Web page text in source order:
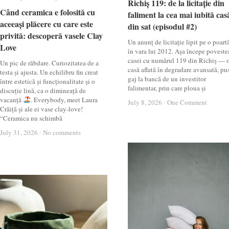
Când ceramica e folosită cu
aceeași plăcere cu care este
privită: descoperă vasele Clay
Love
Un pic de răbdare. Curiozitatea de a
testa și ajusta. Un echilibru fin creat
între estetică și funcționalitate și o
discuție lină, ca o dimineață de
vacanță
. Everybody, meet Laura
Crăiță și ale ei vase clay-love!
“Ceramica nu schimbă
July 31, 2026 / No comments
Când ceramica e folosită cu
aceeași plăcere cu care este
privită: descoperă vasele Clay
Love
July 31, 2026 / No comments
Richiș 119: de la licitație din
faliment la cea mai iubită
din sat (episodul #2)
Un anunț de licitație lipit pe o
în vara lui 2012. Așa începe
casei cu numărul 119 din Richiș —
casă aflată în degradare avansată,
gaj la bancă de un investitor
falimentar, prin care ploua și
July 8, 2026 / One Comment
Richiș 119: de la licitație din
faliment la cea mai iubită
din sat (episodul #2)
July 8, 2026 / One Comment